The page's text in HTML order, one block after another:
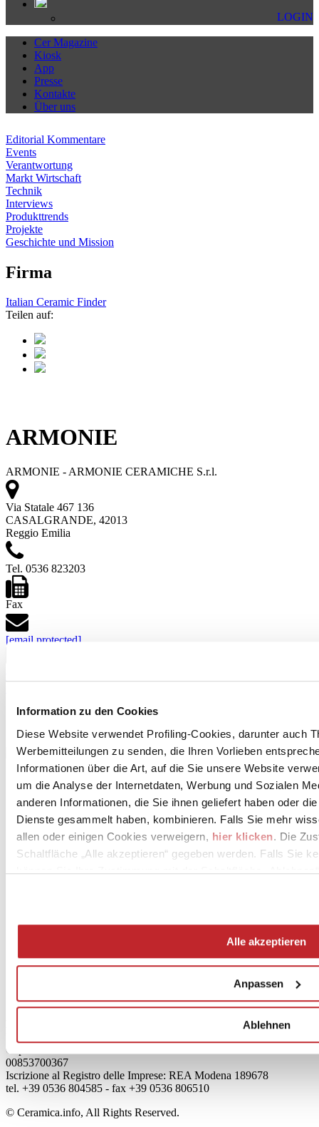
Information zu den Cookies
Diese Website verwendet Profiling-Cookies, darunter auch
Werbemitteilungen zu senden, die Ihren Vorlieben
Informationen über die Art, auf die Sie unsere Website
um die Analyse der Internetdaten, Werbung und Sozialen
anderen Informationen, die Sie ihnen geliefert haben oder
Dienste gesammelt haben, kombinieren. Falls Sie mehr
allen oder einigen Cookies verweigern, hier klicken. Die
Schaltfläche „Alle akzeptieren“ gegeben werden. Falls Sie
können Sie Ihre Zustimmung mit der Schaltfläche
Alle akzeptieren
Anpassen
Ablehnen
LOGIN
Cer Magazine
Kiosk
App
Presse
Kontakte
Über uns
Editorial Kommentare
Events
Verantwortung
Markt Wirtschaft
Technik
Interviews
Produkttrends
Projekte
Geschichte und Mission
Firma
Italian Ceramic Finder
Teilen auf:
ARMONIE
ARMONIE - ARMONIE CERAMICHE S.r.l.
Via Statale 467 136
CASALGRANDE, 42013
Reggio Emilia
Tel. 0536 823203
Fax
[email protected]
Articoli
Mog 231/01
Credits
Capitale Sociale: 2.500.000 euro - Codice fiscale e P.IVA
00853700367
Iscrizione al Registro delle Imprese: REA Modena 189678
tel. +39 0536 804585 - fax +39 0536 806510
© Ceramica.info, All Rights Reserved.